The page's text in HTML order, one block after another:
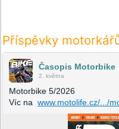
Příspěvky
Časopis Motorbike
2. května
Motorbike 5/2026
Víc na www.motolife.cz/.../